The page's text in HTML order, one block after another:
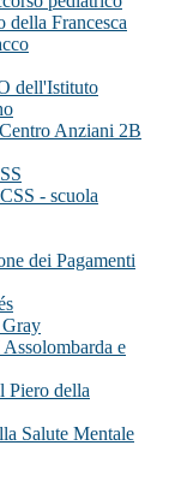
della Francesca
dell'Istituto
Anziani 2B
- scuola
dei Pagamenti
e
della
Salute Mentale